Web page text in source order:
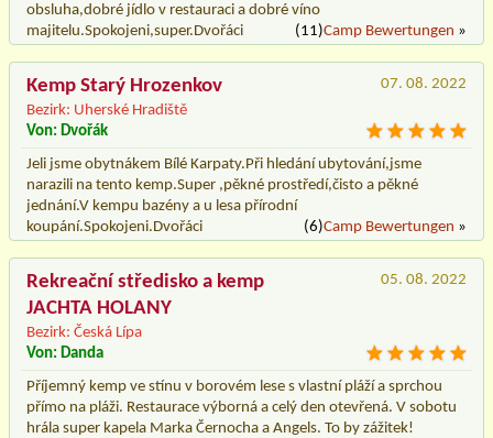
obsluha,dobré jídlo v restauraci a dobré víno
majitelu.Spokojeni,super.Dvořáci
(11)Camp Bewertungen »
Kemp Starý Hrozenkov
Bezirk: Uherské Hradiště
07. 08. 2022
Von: Dvořák
Jeli jsme obytnákem Bílé Karpaty.Při hledání ubytování,jsme
narazili na tento kemp.Super ,pěkné prostředí,čisto a pěkné
jednání.V kempu bazény a u lesa přírodní
koupání.Spokojeni.Dvořáci
(6)Camp Bewertungen »
Rekreační středisko a kemp
JACHTA HOLANY
Bezirk: Česká Lípa
05. 08. 2022
Von: Danda
Příjemný kemp ve stínu v borovém lese s vlastní pláží a sprchou
přímo na pláži. Restaurace výborná a celý den otevřená. V sobotu
hrála super kapela Marka Černocha a Angels. To by zážitek!